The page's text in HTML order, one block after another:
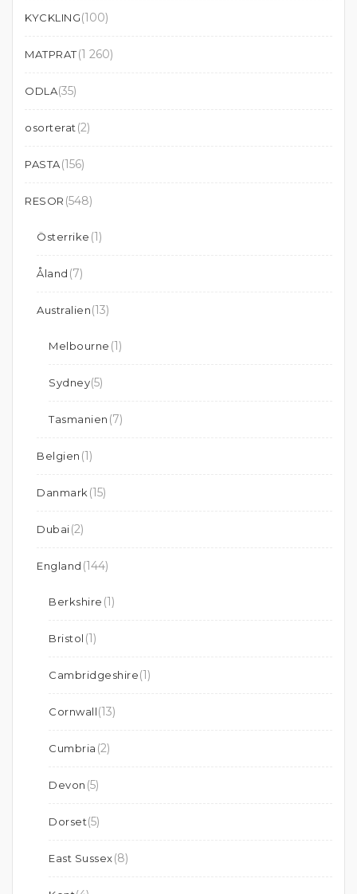
KYCKLING(100)
MATPRAT(1 260)
ODLA(35)
osorterat (2)
PASTA(156)
RESOR (548)
Österrike (1)
Åland (7)
Australien(13)
Melbourne (1)
Sydney(5)
Tasmanien (7)
Belgien (1)
Danmark (15)
Dubai(2)
England (144)
Berkshire (1)
Bristol (1)
Cambridgeshire(1)
Cornwall(13)
Cumbria (2)
Devon (5)
Dorset(5)
East Sussex(8)